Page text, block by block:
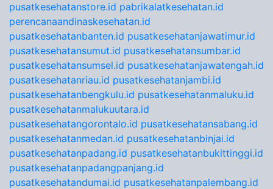
pusatkesehatanstore.id pabrikalatkesehatan.id
perencanaandinaskesehatan.id
pusatkesehatanbanten.id pusatkesehatanjawatimur.id
pusatkesehatansumut.id pusatkesehatansumbar.id
pusatkesehatansumsel.id pusatkesehatanjawatengah.id
pusatkesehatanriau.id pusatkesehatanjambi.id
pusatkesehatanbengkulu.id pusatkesehatanmaluku.id
pusatkesehatanmalukuutara.id
pusatkesehatangorontalo.id pusatkesehatansabang.id
pusatkesehatanmedan.id pusatkesehatanbinjai.id
pusatkesehatanpadang.id pusatkesehatanbukittinggi.id
pusatkesehatanpadangpanjang.id
pusatkesehatandumai.id pusatkesehatanpalembang.id